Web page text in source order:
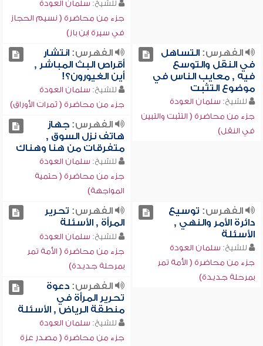
للشيخ: سلمان العودة
جزء من محاضرة ( نسيم الحجاز
في سيرة ابن باز)
الفهرس:التساهل
في النقل والتوسع
فيه , معايب الناس في
موضوع التثبت
للشيخ: سلمان العودة
جزء من محاضرة ( التثبت والتبين
في النقل)
الفهرس:انتشار
أقراص البث المباشر ,
أين الغيورون؟!
للشيخ: سلمان العودة
جزء من محاضرة ( ثمرات الأوراق)
الفهرس:جهاز
هاتف نزل السوق ,
متفرقات من هنا وهناك
للشيخ: سلمان العودة
جزء من محاضرة ( حتمية
المواجهة)
الفهرس: توسيع
دائرة الأمر والنهي ,
الأسئلة
للشيخ: سلمان العودة
جزء من محاضرة ( الأمة تمر
بمرحلة جديدة)
الفهرس: تحرير
المرأة , الأسئلة
للشيخ: سلمان العودة
جزء من محاضرة ( الأمة تمر
بمرحلة جديدة)
الفهرس:دعوة
تحرير المرأة في
منطقة الرياض , الأسئلة
للشيخ: سلمان العودة
جزء من محاضرة ( مصدر عزة